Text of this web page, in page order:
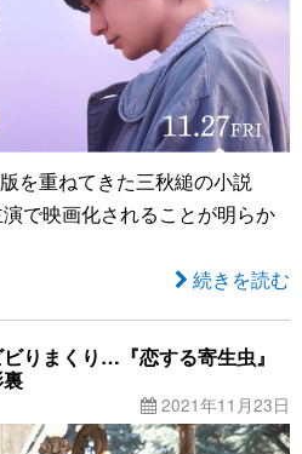
を重ねてきた三秋縋の小説
で映画化されることが明らか
続きを読む
りまくり…『恋する寄生虫』
2021年11月23日